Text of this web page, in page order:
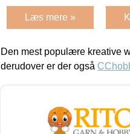
Læs mere »
Den mest populære kreative
derudover er der også